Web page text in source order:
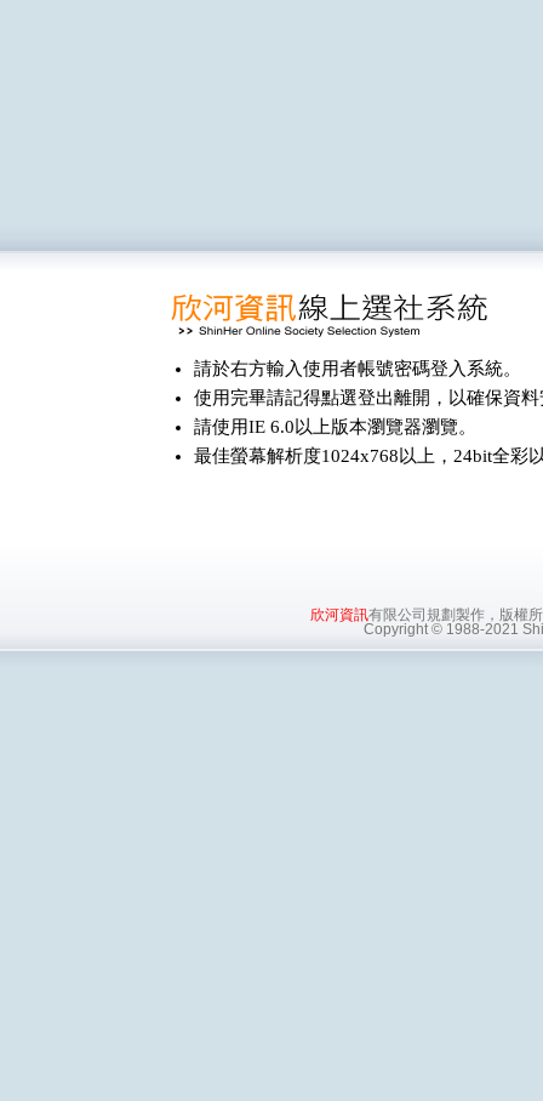
請於右方輸入使用者帳號密碼登入系統。
使用完畢請記得點選登出離開，以確保資
請使用IE 6.0以上版本瀏覽器瀏覽。
最佳螢幕解析度1024x768以上，24bit全彩
欣河資訊有限公司規劃製作，版權
Copyright © 1988-2021